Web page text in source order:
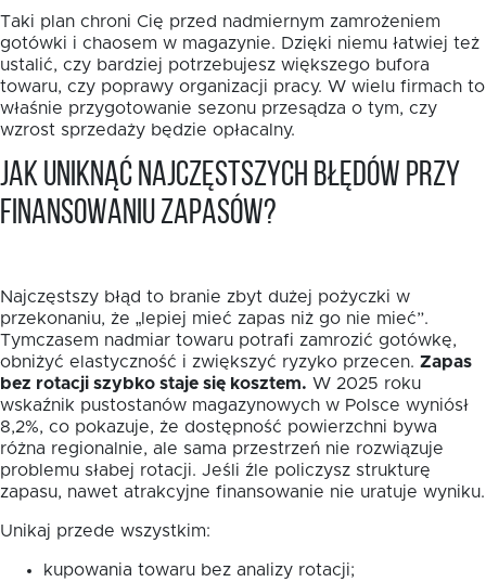
Taki plan chroni Cię przed nadmiernym zamrożeniem
gotówki i chaosem w magazynie. Dzięki niemu łatwiej też
ustalić, czy bardziej potrzebujesz większego bufora
towaru, czy poprawy organizacji pracy. W wielu firmach to
właśnie przygotowanie sezonu przesądza o tym, czy
wzrost sprzedaży będzie opłacalny.
Jak uniknąć najczęstszych błędów przy
finansowaniu zapasów?
Najczęstszy błąd to branie zbyt dużej pożyczki w
przekonaniu, że „lepiej mieć zapas niż go nie mieć”.
Tymczasem nadmiar towaru potrafi zamrozić gotówkę,
obniżyć elastyczność i zwiększyć ryzyko przecen. Zapas
bez rotacji szybko staje się kosztem. W 2025 roku
wskaźnik pustostanów magazynowych w Polsce wyniósł
8,2%, co pokazuje, że dostępność powierzchni bywa
różna regionalnie, ale sama przestrzeń nie rozwiązuje
problemu słabej rotacji. Jeśli źle policzysz strukturę
zapasu, nawet atrakcyjne finansowanie nie uratuje wyniku.
Unikaj przede wszystkim:
kupowania towaru bez analizy rotacji;